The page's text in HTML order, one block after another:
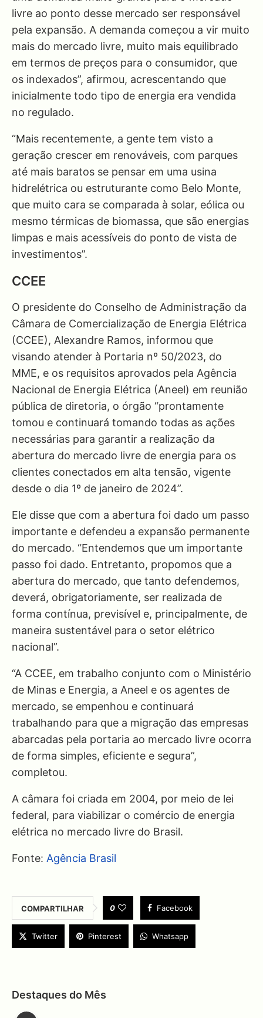
livre ao ponto desse mercado ser responsável
pela expansão. A demanda começou a vir muito
mais do mercado livre, muito mais equilibrado
em termos de preços para o consumidor, que
os indexados”, afirmou, acrescentando que
inicialmente todo tipo de energia era vendida
no regulado.
“Mais recentemente, a gente tem visto a
geração crescer em renováveis, com parques
até mais baratos se pensar em uma usina
hidrelétrica ou estruturante como Belo Monte,
que muito cara se comparada à solar, eólica ou
mesmo térmicas de biomassa, que são energias
limpas e mais acessíveis do ponto de vista de
investimentos”.
CCEE
O presidente do Conselho de Administração da
Câmara de Comercialização de Energia Elétrica
(CCEE), Alexandre Ramos, informou que
visando atender à Portaria nº 50/2023, do
MME, e os requisitos aprovados pela Agência
Nacional de Energia Elétrica (Aneel) em reunião
pública de diretoria, o órgão “prontamente
tomou e continuará tomando todas as ações
necessárias para garantir a realização da
abertura do mercado livre de energia para os
clientes conectados em alta tensão, vigente
desde o dia 1º de janeiro de 2024”.
Ele disse que com a abertura foi dado um passo
importante e defendeu a expansão permanente
do mercado. “Entendemos que um importante
passo foi dado. Entretanto, propomos que a
abertura do mercado, que tanto defendemos,
deverá, obrigatoriamente, ser realizada de
forma contínua, previsível e, principalmente, de
maneira sustentável para o setor elétrico
nacional”.
“A CCEE, em trabalho conjunto com o Ministério
de Minas e Energia, a Aneel e os agentes de
mercado, se empenhou e continuará
trabalhando para que a migração das empresas
abarcadas pela portaria ao mercado livre ocorra
de forma simples, eficiente e segura”,
completou.
A câmara foi criada em 2004, por meio de lei
federal, para viabilizar o comércio de energia
elétrica no mercado livre do Brasil.
Fonte: Agência Brasil
COMPARTILHAR 0 Facebook
Twitter Pinterest Whatsapp
Destaques do Mês